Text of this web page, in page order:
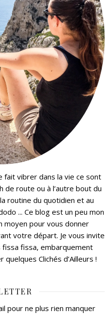
fait vibrer dans la vie ce sont
de route ou à l’autre bout du
routine du quotidien et au
... Ce blog est un peu mon
moyen pour vous donner
votre départ. Je vous invite
fissa fissa, embarquement
Clichés d’Ailleurs !
pour ne plus rien manquer